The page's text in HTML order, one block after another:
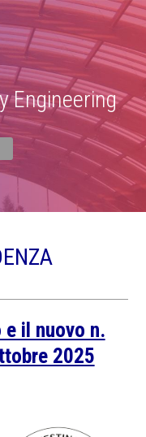
Engineering
e il nuovo n.
2025